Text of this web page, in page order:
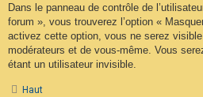
Dans le panneau de contrôle de
forum », vous trouverez l’option «
activez cette option, vous ne serez
modérateurs et de vous-même. Vous
étant un utilisateur invisible.
Haut